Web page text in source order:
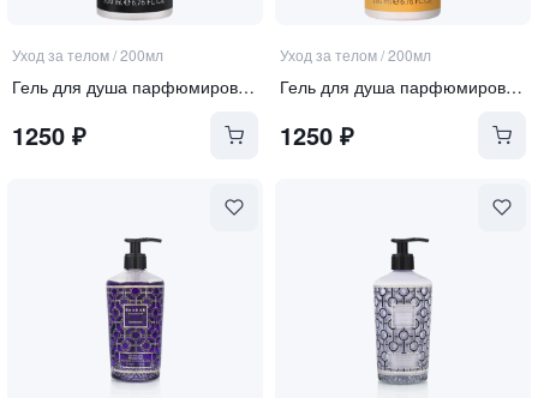
Уход за телом/200мл
Гель для душа парфюмированный для тела и волос
1250 ₽
Уход за телом/200мл
Гель для душа парфюмированный
1250₽